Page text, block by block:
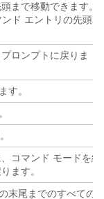
まで移動できます。
ド エントリの先頭に
ロンプトに戻りま
す。
コマンド モードを終
ます。
末尾までのすべての